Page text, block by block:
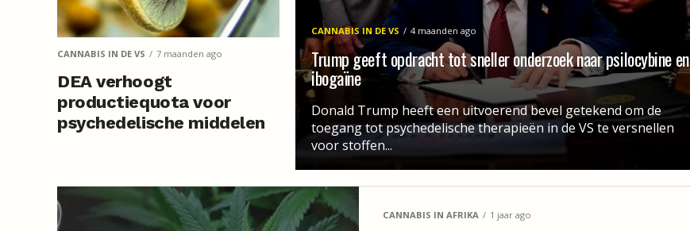
CANNABIS IN DE VS 4 maanden ago
Trump geeft opdracht tot sneller onderzoek naar psilocybine en
ibogaïne
Donald Trump heeft een uitvoerend bevel getekend om de
toegang tot psychedelische therapieën in de VS te versnellen
voor stoffen...
CANNABIS IN DE VS 7 maanden ago
DEA verhoogt
productiequota voor
psychedelische middelen
CANNABIS IN AFRIKA 1 jaar ago